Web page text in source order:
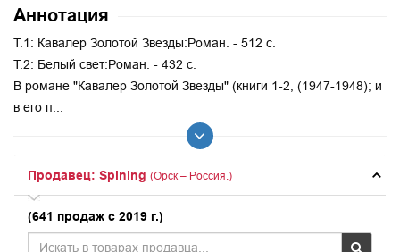
Аннотация
Т.1: Кавалер Золотой Звезды:Роман. - 512 с.
Т.2: Белый свет:Роман. - 432 с.
В романе "Кавалер Золотой Звезды" (книги 1-2, (1947-1948); и
в его п...
Продавец: Spining (Орск – Россия.)
(641 продаж с 2019 г.)